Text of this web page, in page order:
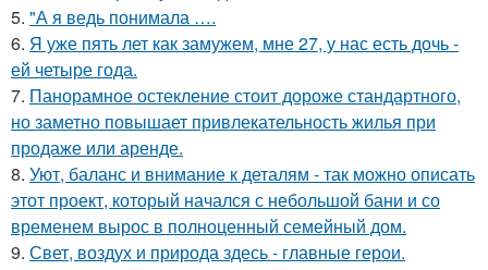
5. "А я ведь понимала ….
6. Я уже пять лет как замужем, мне 27, у нас есть дочь -
ей четыре года.
7. Панорамное остекление стоит дороже стандартного,
но заметно повышает привлекательность жилья при
продаже или аренде.
8. Уют, баланс и внимание к деталям - так можно описать
этот проект, который начался с небольшой бани и со
временем вырос в полноценный семейный дом.
9. Свет, воздух и природа здесь - главные герои.